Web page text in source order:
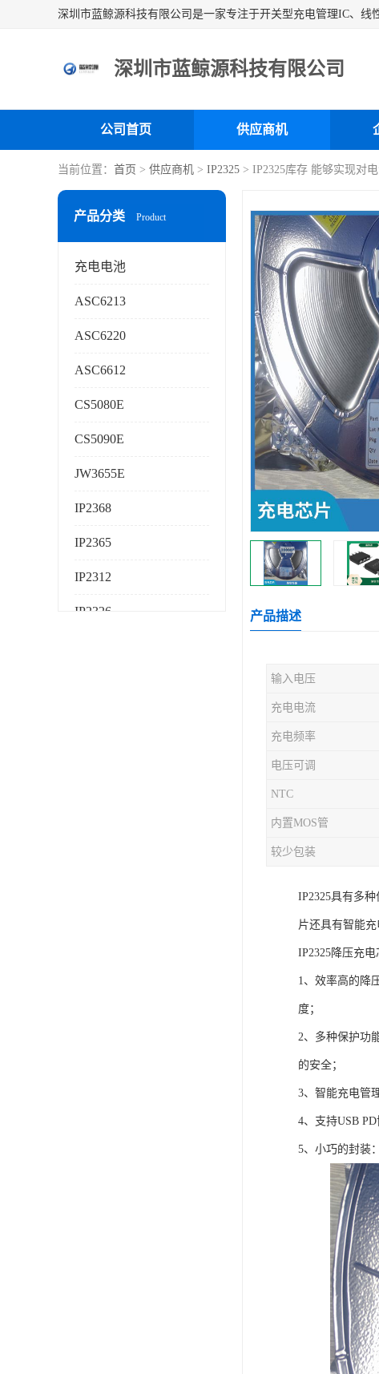
深圳市蓝鲸源科技有限公司
公司首页 供应商机
当前位置： 首页 > 供应商机 > IP2325 > IP2325库存 能够实现对
产品分类 Product
充电电池
ASC6213
ASC6220
ASC6612
CS5080E
CS5090E
JW3655E
IP2368
IP2365
IP2312
IP2326 产品描述
输入电压
充电电流
充电频率
电压可调
NTC
内置MOS管
较少包装
IP2325具有多
片还具有智能
IP2325降压充电
1、效率高的降
度；
2、多种保护功
的安全；
3、智能充电管
4、支持USB
5、小巧的封装